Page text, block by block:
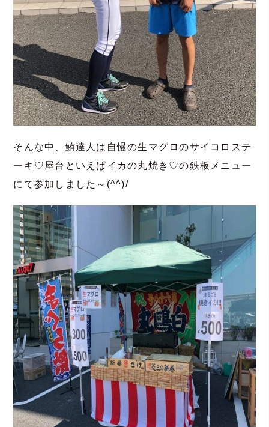
そんな中、鮪達人は自慢の生マグロのサイコロステ
ーキ♡屋台といえばイカの丸焼き♡の鉄板メニュー
にて参加しました～(^^)/